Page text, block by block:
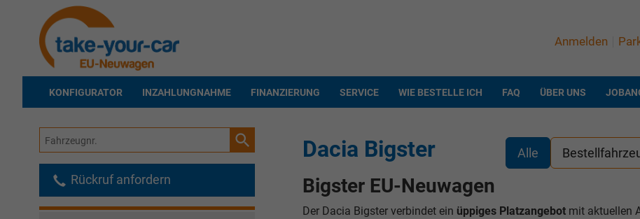
Anmelden
KONFIGURATOR INZAHLUNGNAHME FINANZIERUNG SERVICE WIE BESTELLE ICH FAQ ÜBER UNS
Alle
Dacia Bigster
Bigster EU-Neuwagen
Der Dacia Bigster verbindet ein üppiges Platzangebotmit aktuellen
Fahrzeugnr.
Rückruf anfordern